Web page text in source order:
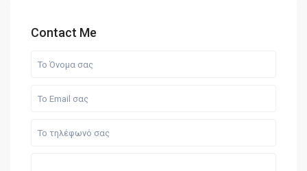
Contact Me